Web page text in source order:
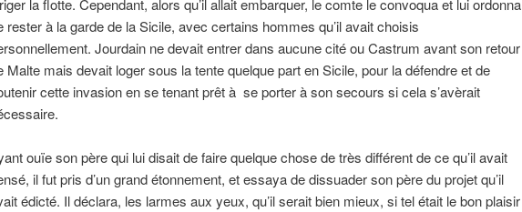
la flotte. Cependant, alors qu’il allait embarquer, le comte le convoqua et lui ordonna
rester à la garde de la Sicile, avec certains hommes qu’il avait choisis
Jourdain ne devait entrer dans aucune cité ou Castrum avant son retour
Malte mais devait loger sous la tente quelque part en Sicile, pour la défendre et de
cette invasion en se tenant prêt à se porter à son secours si cela s’avèrait
ouïe son père qui lui disait de faire quelque chose de très différent de ce qu’il avait
il fut pris d’un grand étonnement, et essaya de dissuader son père du projet qu’il
édicté. Il déclara, les larmes aux yeux, qu’il serait bien mieux, si tel était le bon plaisir